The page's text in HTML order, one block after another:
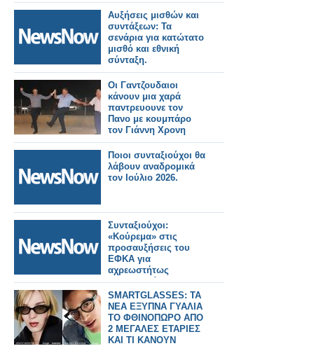
Αυξήσεις μισθών και
συντάξεων: Τα
σενάρια για κατώτατο
μισθό και εθνική
σύνταξη.
Οι Γαντζουδαιοι
κάνουν μια χαρά
παντρευουνε τον
Πανο με κουμπάρο
τον Γιάννη Χρονη
Ποιοι συνταξιούχοι θα
λάβουν αναδρομικά
τον Ιούλιο 2026.
Συνταξιούχοι:
«Κούρεμα» στις
προσαυξήσεις του
ΕΦΚΑ για
αχρεωστήτως
καταβληθείσες
παροχές.
SMARTGLASSES: ΤΑ
ΝΕΑ ΕΞΥΠΝΑ ΓΥΑΛΙΑ
ΤΟ ΦΘΙΝΟΠΩΡΟ ΑΠΟ
2 ΜΕΓΑΛΕΣ ΕΤΑΡΙΕΣ
ΚΑΙ ΤΙ ΚΑΝΟΥΝ